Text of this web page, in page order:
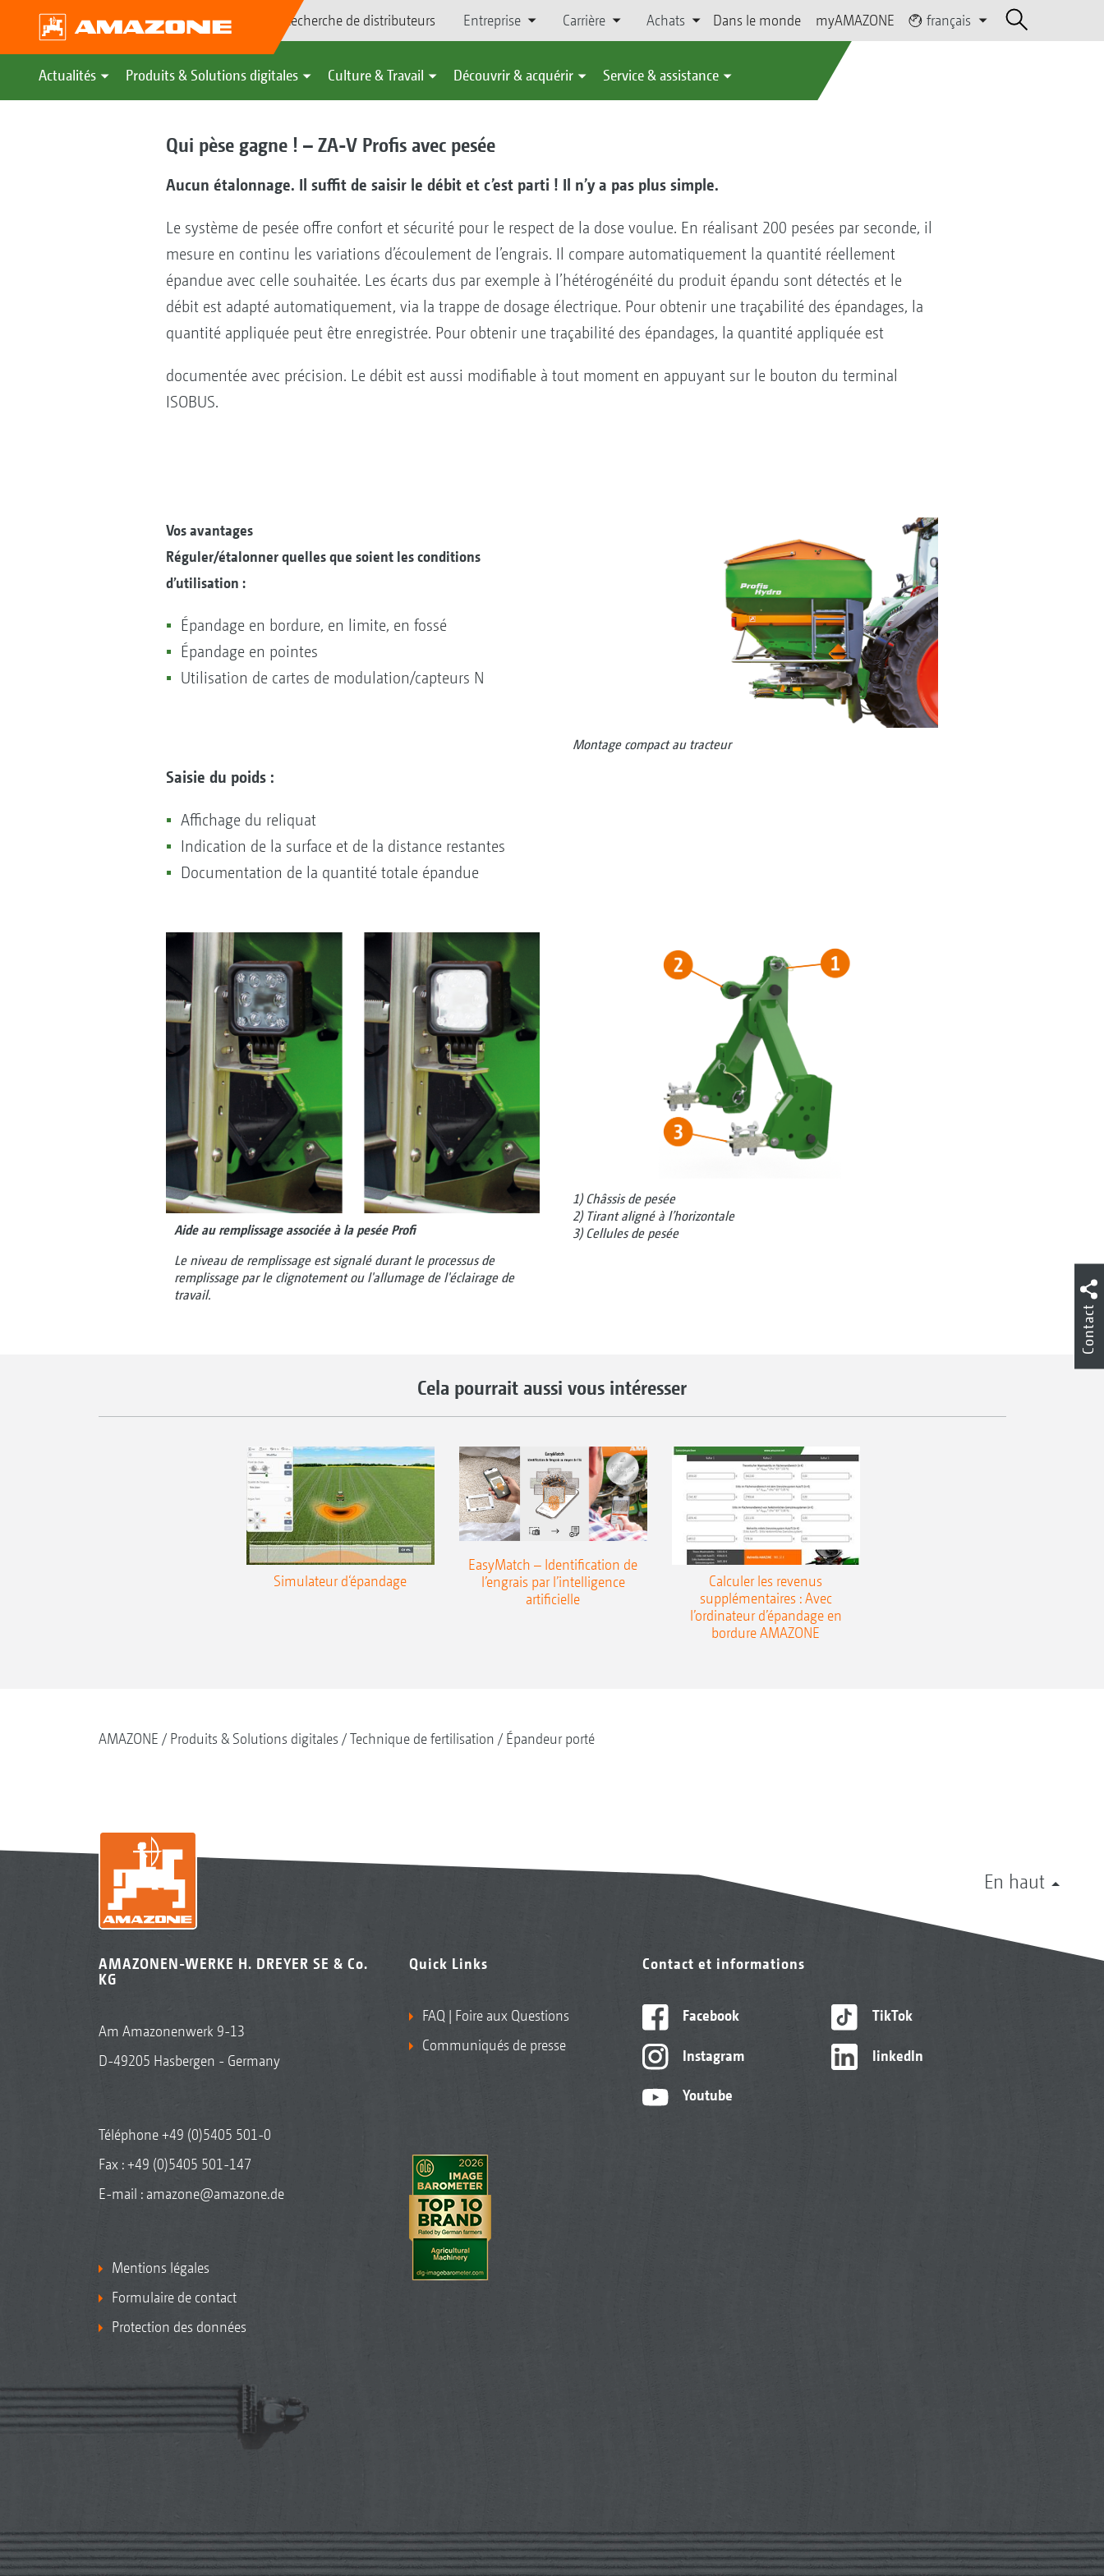
Recherche de distributeurs Entreprise Carrière Achats Dans le monde myAMAZONE français
Actualités Produits & Solutions digitales Culture & Travail Découvrir & acquérir Service & assistance
Qui pèse gagne ! – ZA-V Profis avec pesée
Aucun étalonnage. Il suffit de saisir le débit et c’est parti ! Il n’y a pas plus simple.
Le système de pesée offre confort et sécurité pour le respect de la dose voulue. En réalisant 200 pesées par seconde, il
mesure en continu les variations d’écoulement de l’engrais. Il compare automatiquement la quantité réellement
épandue avec celle souhaitée. Les écarts dus par exemple à l’hétérogénéité du produit épandu sont détectés et le
débit est adapté automatiquement, via la trappe de dosage électrique. Pour obtenir une traçabilité des épandages, la
quantité appliquée peut être enregistrée. Pour obtenir une traçabilité des épandages, la quantité appliquée est
documentée avec précision. Le débit est aussi modifiable à tout moment en appuyant sur le bouton du terminal
ISOBUS.
Montage compact au tracteur
Vos avantages
Réguler/étalonner quelles que soient les conditions
d’utilisation :
Épandage en bordure, en limite, en fossé
Épandage en pointes
Utilisation de cartes de modulation/capteurs N
Saisie du poids :
Affichage du reliquat
Indication de la surface et de la distance restantes
Documentation de la quantité totale épandue
Aide au remplissage associée à la pesée Profi
Le niveau de remplissage est signalé durant le processus de
remplissage par le clignotement ou l'allumage de l'éclairage de
travail.
1) Châssis de pesée
2) Tirant aligné à l’horizontale
3) Cellules de pesée
Cela pourrait aussi vous intéresser
Simulateur d‘épandage
EasyMatch – Identification de
l’engrais par l’intelligence
artificielle
Calculer les revenus
supplémentaires : Avec
l’ordinateur d’épandage en
bordure AMAZONE
AMAZONE Produits & Solutions digitales Technique de fertilisation Épandeur porté
En haut
AMAZONEN-WERKE H. DREYER SE & Co.
KG
Am Amazonenwerk 9-13
D-49205 Hasbergen - Germany
Téléphone+49 (0)5405 501-0
Fax : +49 (0)5405 501-147
E-mail : amazone@amazone.de
Mentions légales
Formulaire de contact
Protection des données
Quick Links
FAQ | Foire aux Questions
Communiqués de presse
Contact et informations
Facebook
Instagram
Youtube
TikTok
linkedIn
Contact